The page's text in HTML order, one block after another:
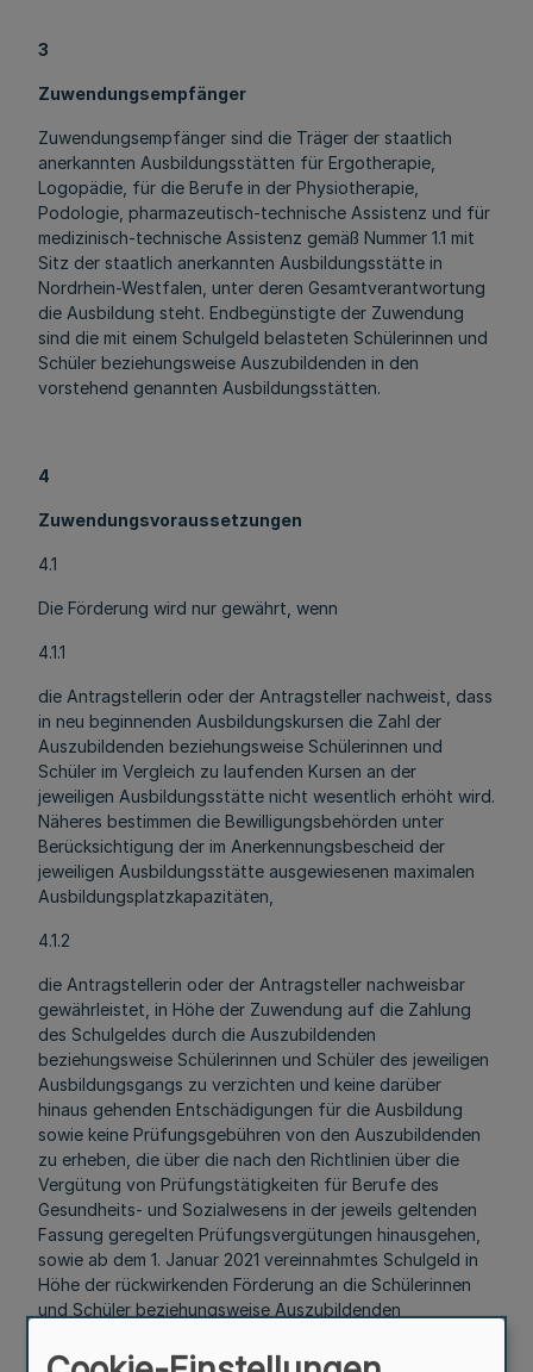
3
Zuwendungsempfänger
Zuwendungsempfänger sind die Träger der staatlich
anerkannten Ausbildungsstätten für Ergotherapie,
Logopädie, für die Berufe in der Physiotherapie,
Podologie, pharmazeutisch-technische Assistenz und für
medizinisch-technische Assistenz gemäß Nummer 1.1 mit
Sitz der staatlich anerkannten Ausbildungsstätte in
Nordrhein-Westfalen, unter deren Gesamtverantwortung
die Ausbildung steht. Endbegünstigte der Zuwendung
sind die mit einem Schulgeld belasteten Schülerinnen und
Schüler beziehungsweise Auszubildenden in den
vorstehend genannten Ausbildungsstätten.
4
Zuwendungsvoraussetzungen
4.1
Die Förderung wird nur gewährt, wenn
4.1.1
die Antragstellerin oder der Antragsteller nachweist, dass
in neu beginnenden Ausbildungskursen die Zahl der
Auszubildenden beziehungsweise Schülerinnen und
Schüler im Vergleich zu laufenden Kursen an der
jeweiligen Ausbildungsstätte nicht wesentlich erhöht wird.
Näheres bestimmen die Bewilligungsbehörden unter
Berücksichtigung der im Anerkennungsbescheid der
jeweiligen Ausbildungsstätte ausgewiesenen maximalen
Ausbildungsplatzkapazitäten,
4.1.2
die Antragstellerin oder der Antragsteller nachweisbar
gewährleistet, in Höhe der Zuwendung auf die Zahlung
des Schulgeldes durch die Auszubildenden
beziehungsweise Schülerinnen und Schüler des jeweiligen
Ausbildungsgangs zu verzichten und keine darüber
hinaus gehenden Entschädigungen für die Ausbildung
sowie keine Prüfungsgebühren von den Auszubildenden
zu erheben, die über die nach den Richtlinien über die
Vergütung von Prüfungstätigkeiten für Berufe des
Gesundheits- und Sozialwesens in der jeweils geltenden
Fassung geregelten Prüfungsvergütungen hinausgehen,
sowie ab dem 1. Januar 2021 vereinnahmtes Schulgeld in
Höhe der rückwirkenden Förderung an die Schülerinnen
und Schüler beziehungsweise Auszubildenden